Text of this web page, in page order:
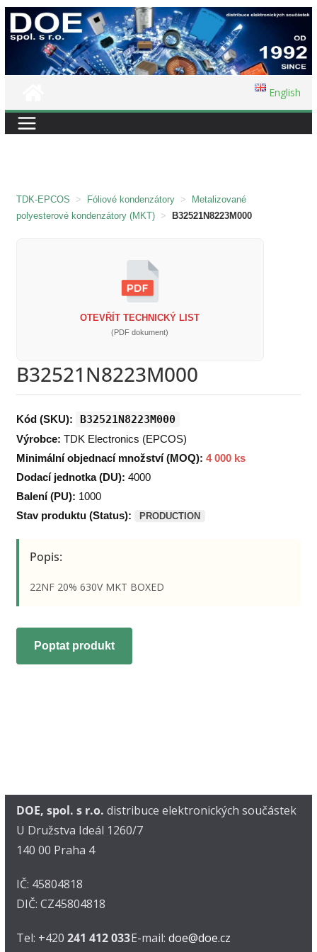
Přeskočit
na
English
TDK-EPCOS > Fóliové kondenzátory >
Metalizované
polyesterové kondenzátory (MKT) > B32521N8223M000
OTEVŘÍT TECHNICKÝ LIST
(PDF dokument)
B32521N8223M000
Kód (SKU): B32521N8223M000
Výrobce: TDK Electronics (EPCOS)
Minimální objednací množství (MOQ): 4 000 ks
Dodací jednotka (DU): 4000
Balení (PU): 1000
Stav produktu (Status):
PRODUCTION
Popis:
22NF 20% 630V MKT BOXED
Poptat produkt
DOE, spol. s r.o. distribuce elektronických součástek
U Družstva Ideál 1260/7
140 00 Praha 4
IČ: 45804818
DIČ: CZ45804818
Tel: +420 241 412 033E-mail: doe@doe.cz